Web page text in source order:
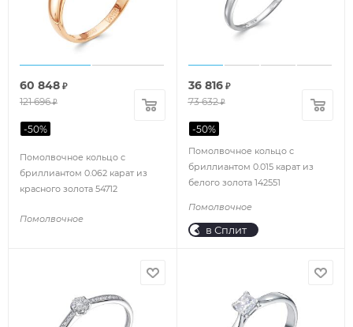
Помолвочное кольцо с
бриллиантом 0.062 карат из
красного золота 54712
Помолвочное
60 848 ₽
121 696₽
-50%
Помолвочное кольцо с
бриллиантом 0.015 карат из
белого золота 142551
Помолвочное
36 816₽
73 632₽
-50%
в Сплит